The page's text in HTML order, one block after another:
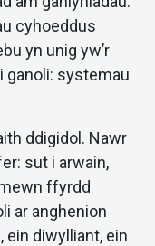
cyhoeddus
yn unig yw’r
ganoli: systemau
ddigidol. Nawr
sut i arwain,
ffyrdd
ar anghenion
ein diwylliant, ein